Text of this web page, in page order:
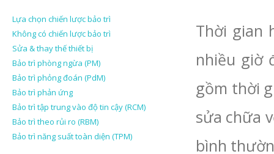
Lựa chọn chiến lược bảo trì
Không có chiến lược bảo trì
Sửa & thay thế thiết bị
Bảo trì phòng ngừa (PM)
Bảo trì phỏng đoán (PdM)
Bảo trì phản ứng
Bảo trì tập trung vào độ tin cậy (RCM)
Bảo trì theo rủi ro (RBM)
Bảo trì năng suất toàn diện (TPM)
Thời gian
nhiều giờ
gồm thời
sửa chữa
bình